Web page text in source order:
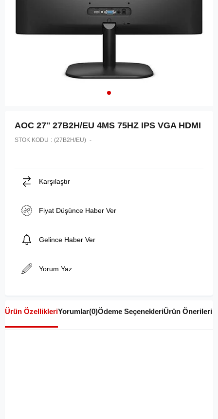
AOC 27'' 27B2H/EU 4MS 75HZ IPS VGA HDMI
STOK KODU (27B2H/EU)
Karşılaştır
Fiyat Düşünce Haber Ver
Gelince Haber Ver
Yorum Yaz
Ürün ÖzellikleriYorumlar(0)Ödeme SeçenekleriÜrün Önerileri